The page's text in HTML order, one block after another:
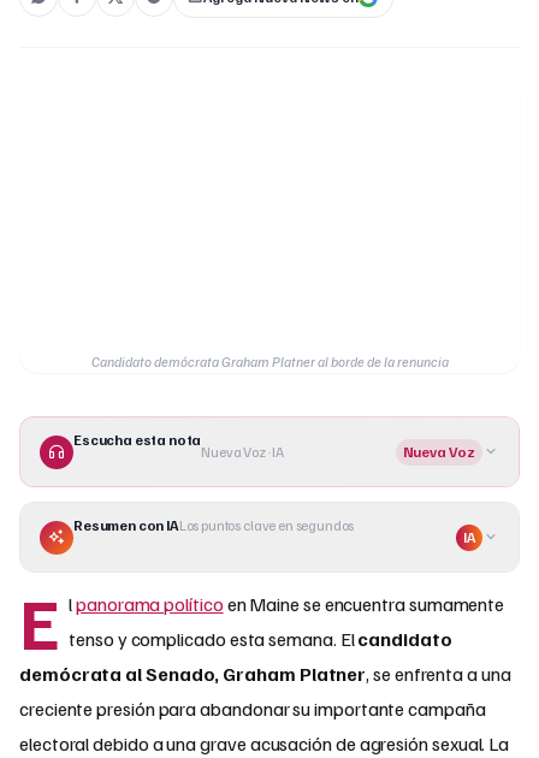
Candidato demócrata Graham Platner al borde de la renuncia
Escucha esta nota
Nueva Voz · IA Nueva Voz
Resumen con IALos puntos clave en segundos
IA
E lpanorama político en Maine se encuentra sumamente
tenso y complicado esta semana. Elcandidato
demócrata al Senado, Graham Platner, se enfrenta a una
creciente presión para abandonar su importante campaña
electoral debido a una grave acusación de agresión sexual. La